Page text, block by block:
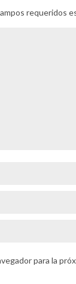
requeridos
para la